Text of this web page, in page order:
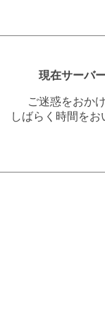
現在サーバ
ご迷惑をおか
しばらく時間を